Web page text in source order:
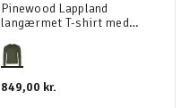
Pinewood Lappland
langærmet T-shirt med
849,00 kr.